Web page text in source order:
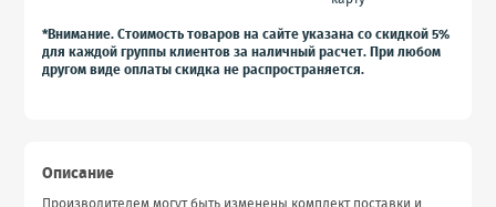
*Внимание. Стоимость товаров на сайте указана со скидкой 5%
для каждой группы клиентов за наличный расчет. При любом
другом виде оплаты скидка не распространяется.
Описание